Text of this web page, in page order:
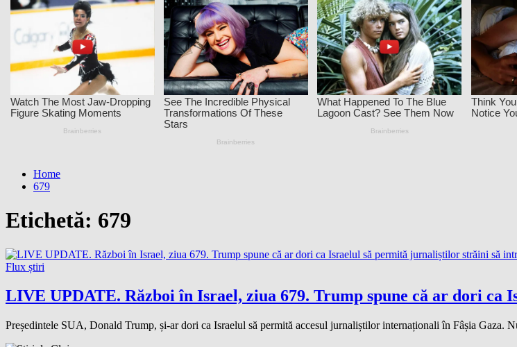
Home
679
Etichetă: 679
Flux știri
LIVE UPDATE. Război în Israel, ziua 679. Trump spune că ar dori
Președintele SUA, Donald Trump, și-ar dori ca Israelul să permită accesul jurnaliștilor internaționali în Fâșia Gaza.